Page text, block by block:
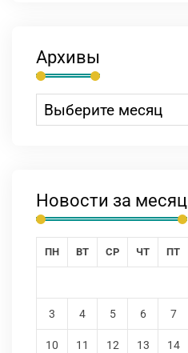
Архивы
Новости за месяц
ПН ВТ СР ЧТ ПТ
3 4 5 6 7
10 11 12 13 14